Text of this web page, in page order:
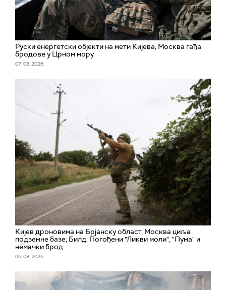
Руски енергетски објекти на мети Кијева; Москва гађа
бродове у Црном мору
07. 08. 2026.
Кијев дроновима на Брјанску област, Москва циља
подземне базе; Билд: Погођени "Ликви моли", "Пума" и
немачки брод
06. 08. 2026.